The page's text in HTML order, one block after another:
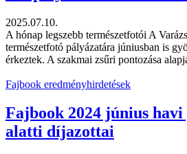
2025.07.10.
A hónap legszebb természetfotói A
természetfotó pályázatára júniusban is
érkeztek. A szakmai zsűri pontozása
Fajbook eredményhirdetések
Fajbook 2024 június havi
alatti díjazottai